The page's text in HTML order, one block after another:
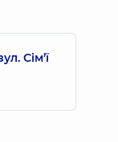
Сім’ї